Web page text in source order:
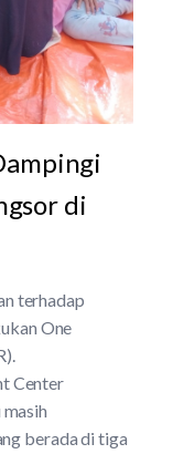
di
terhadap
One
Center
berada di tiga